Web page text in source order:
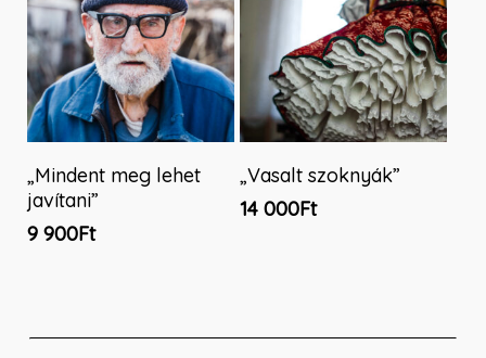
Kosárba Teszem
„Mindent meg lehet
javítani”
9 900Ft
Opciók Választása
a
terméknek
„Vasalt szoknyák”
14 000Ft